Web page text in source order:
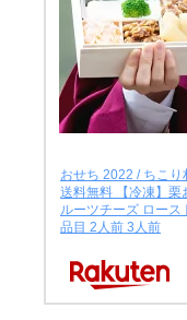
おせち 2022 / ちこ
送料無料 【冷凍】栗
ルーツチーズ ロース
品目 2人前 3人前